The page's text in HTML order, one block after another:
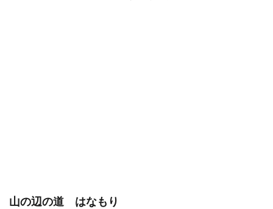
山の辺の道 はなもり